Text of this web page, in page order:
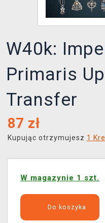
W40k:
Primaris
Transfer
87 zł
Kupując otrzymujesz 1
W magazynie 1 szt.
Do koszyka